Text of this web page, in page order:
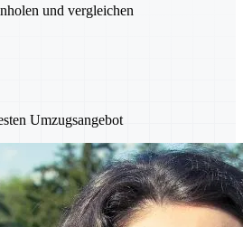
und vergleichen
Umzugsangebot